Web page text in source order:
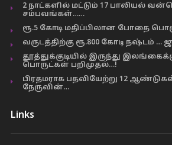
2 நாட்களில் மட்டும் 17 பாலியல்
சம்பவங்கள்……
ரூ.5 கோடி மதிப்பிலான போதை
வருடத்திற்கு ரூ.800 கோடி நஷ்டம் …
தூத்துக்குடியில் இருந்து
பொருட்கள் பறிமுதல்…!
பிரதமராக பதவியேற்று 12
நேருவின்…
Links